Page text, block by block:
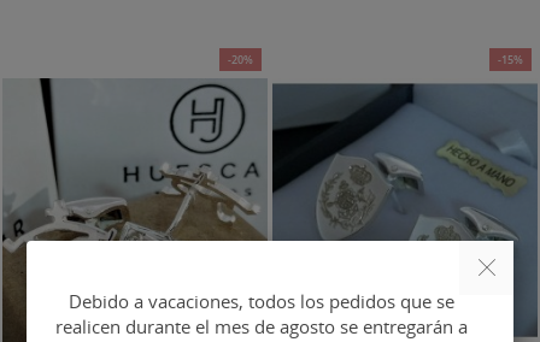
-20% -15%
Debido a vacaciones, todos los pedidos que se
realicen durante el mes de agosto se entregarán a